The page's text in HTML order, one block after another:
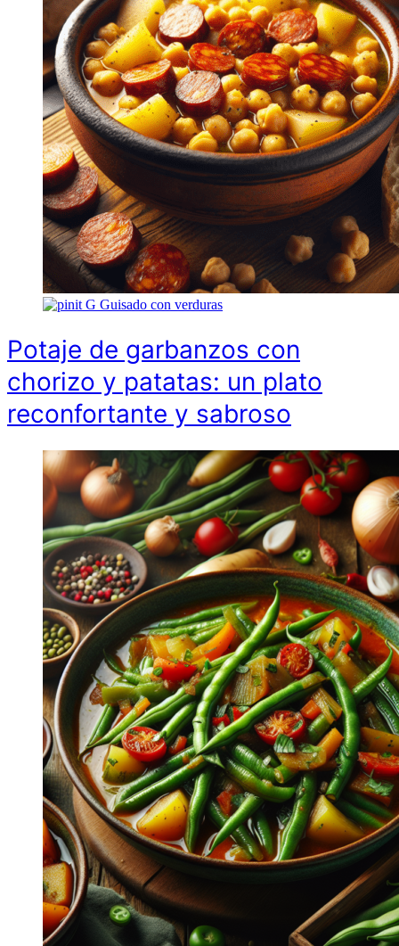
G Guisado con verduras
Potaje de garbanzos con
chorizo y patatas: un plato
reconfortante y sabroso